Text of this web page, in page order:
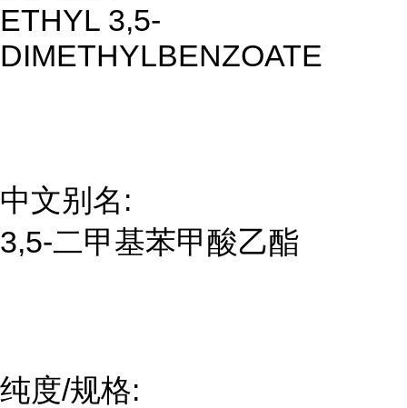
ETHYL 3,5-
DIMETHYLBENZOATE
中文别名:
3,5-二甲基苯甲酸乙酯
纯度/规格: